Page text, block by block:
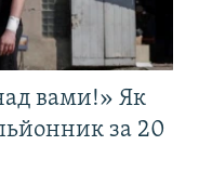
вами!» Як
за 20